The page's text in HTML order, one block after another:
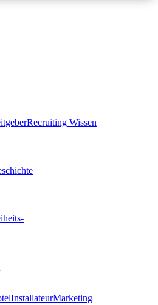
Recruiting Wissen
InstallateurMarketing